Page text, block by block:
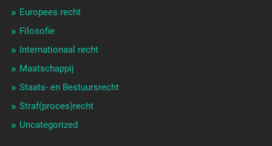
Europees recht
Filosofie
Internationaal recht
Maatschappij
Staats- en Bestuursrecht
Straf(proces)recht
Uncategorized